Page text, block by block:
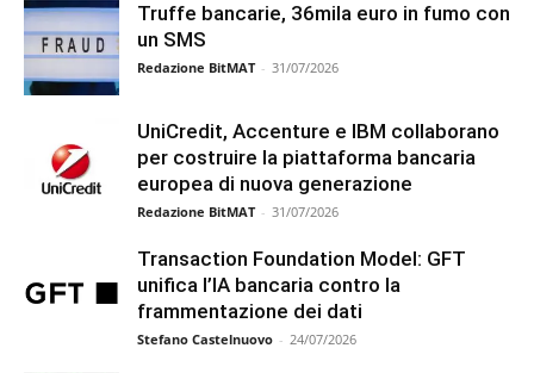
Truffe bancarie, 36mila euro in fumo con
un SMS
Redazione BitMAT - 31/07/2026
UniCredit, Accenture e IBM collaborano
per costruire la piattaforma bancaria
europea di nuova generazione
Redazione BitMAT - 31/07/2026
Transaction Foundation Model: GFT
unifica l’IA bancaria contro la
frammentazione dei dati
Stefano Castelnuovo - 24/07/2026